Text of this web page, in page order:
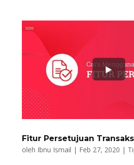
Fitur Persetujuan
oleh Ibnu Ismail | Feb 27, 2020 |